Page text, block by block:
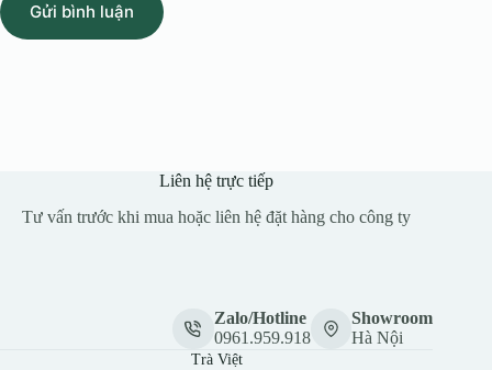
Gửi bình luận
Liên hệ trực tiếp
Tư vấn trước khi mua hoặc liên hệ đặt hàng cho công ty
Zalo/Hotline
0961.959.918
Showroom
Hà Nội
Trà Việt